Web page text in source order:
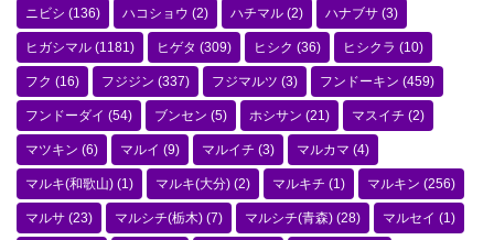
ニビシ (136) ハコショウ (2) ハチマル (2) ハナブサ (3)
ヒガシマル (1181) ヒゲタ (309) ヒシク (36) ヒシクラ (10)
フク (16) フジジン (337) フジマルツ (3) フンドーキン (459)
フンドーダイ (54) ブンセン (5) ホシサン (21) マスイチ (2)
マツキン (6) マルイ (9) マルイチ (3) マルカマ (4)
マルキ(和歌山) (1) マルキ(大分) (2) マルキチ (1) マルキン (256)
マルサ (23) マルシチ(栃木) (7) マルシチ(青森) (28) マルセイ (1)